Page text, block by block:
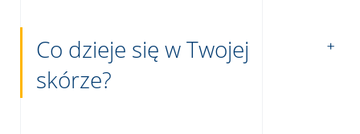
Co dzieje się w Twojej
skórze?